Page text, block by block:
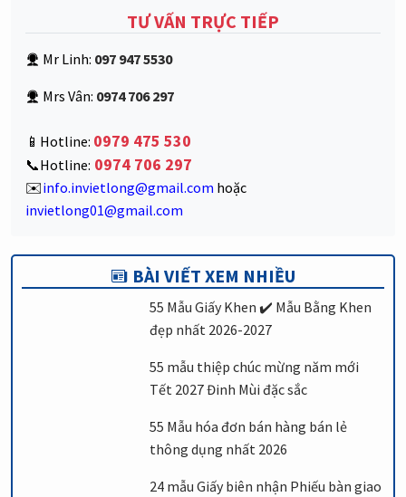
TƯ VẤN TRỰC TIẾP
Mr Linh: 097 947 5530
Mrs Vân: 0974 706 297
📱Hotline: 0979 475 530
📞Hotline: 0974 706 297
✉️info.invietlong@gmail.com hoặc
invietlong01@gmail.com
BÀI VIẾT XEM NHIỀU
55 Mẫu Giấy Khen ✔️ Mẫu Bằng Khen
đẹp nhất 2026-2027
55 mẫu thiệp chúc mừng năm mới
Tết 2027 Đinh Mùi đặc sắc
55 Mẫu hóa đơn bán hàng bán lẻ
thông dụng nhất 2026
24 mẫu Giấy biên nhận Phiếu bàn giao